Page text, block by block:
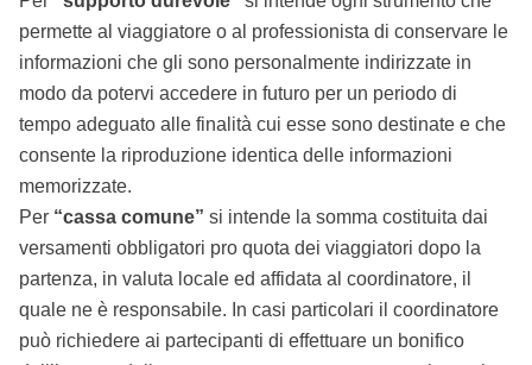
permette al viaggiatore o al professionista di conservare le
informazioni che gli sono personalmente indirizzate in
modo da potervi accedere in futuro per un periodo di
tempo adeguato alle finalità cui esse sono destinate e che
consente la riproduzione identica delle informazioni
memorizzate.
Per “cassa comune” si intende la somma costituita dai
versamenti obbligatori pro quota dei viaggiatori dopo la
partenza, in valuta locale ed affidata al coordinatore, il
quale ne è responsabile. In casi particolari il coordinatore
può richiedere ai partecipanti di effettuare un bonifico